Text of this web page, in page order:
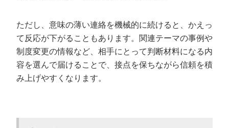
ただし、意味の薄い連絡を機械的に続けると、かえっ
て反応が下がることもあります。関連テーマの事例や
制度変更の情報など、相手にとって判断材料になる内
容を選んで届けることで、接点を保ちながら信頼を積
み上げやすくなります。